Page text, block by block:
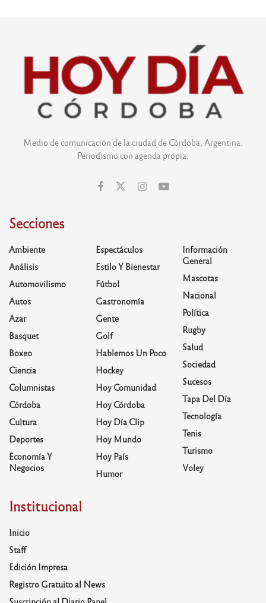
Medio de comunicación de la ciudad de Córdoba, Argentina.
Periodismo con agenda propia.
Secciones
Ambiente
Análisis
Automovilismo
Autos
Azar
Basquet
Boxeo
Ciencia
Columnistas
Córdoba
Cultura
Deportes
Economía Y
Negocios
Espectáculos
Estilo Y Bienestar
Fútbol
Gastronomía
Gente
Golf
Hablemos Un Poco
Hockey
Hoy Comunidad
Hoy Córdoba
Hoy Día Clip
Hoy Mundo
Hoy País
Humor
Información
General
Mascotas
Nacional
Política
Rugby
Salud
Sociedad
Sucesos
Tapa Del Día
Tecnología
Tenis
Turismo
Voley
Institucional
Inicio
Staff
Edición Impresa
Registro Gratuito al News